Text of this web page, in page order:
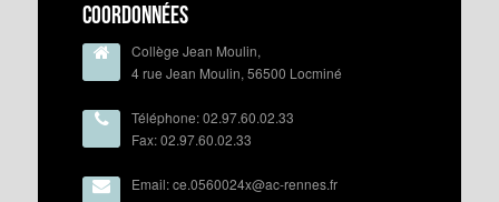
Coordonnées
Collège Jean Moulin,
4 rue Jean Moulin, 56500 Locminé
Téléphone: 02.97.60.02.33
Fax: 02.97.60.02.33
Email: ce.0560024x@ac-rennes.fr